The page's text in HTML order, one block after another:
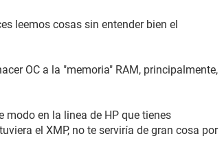
leemos cosas sin entender bien el
OC a la "memoria" RAM, principalmente,
modo en la linea de HP que tienes
el XMP, no te serviría de gran cosa por